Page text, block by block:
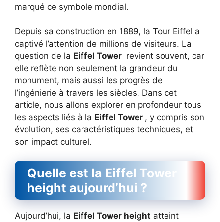
marqué ce symbole mondial.
Depuis sa construction en 1889, la Tour Eiffel a
captivé l’attention de millions de visiteurs. La
question de la Eiffel Tower revient souvent, car
elle reflète non seulement la grandeur du
monument, mais aussi les progrès de
l’ingénierie à travers les siècles. Dans cet
article, nous allons explorer en profondeur tous
les aspects liés à la Eiffel Tower , y compris son
évolution, ses caractéristiques techniques, et
son impact culturel.
Quelle est la Eiffel Tower
height aujourd’hui ?
Aujourd’hui, la Eiffel Tower height atteint